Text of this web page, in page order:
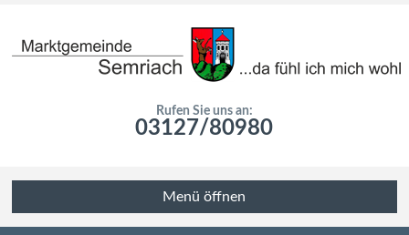
Rufen Sie uns an:
03127/80980
Menü öffnen